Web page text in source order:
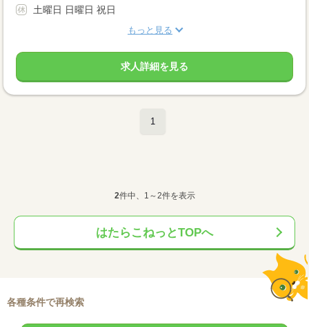
土曜日 日曜日 祝日
もっと見る
求人詳細を見る
1
2件中、1～2件を表示
はたらこねっとTOPへ
各種条件で再検索